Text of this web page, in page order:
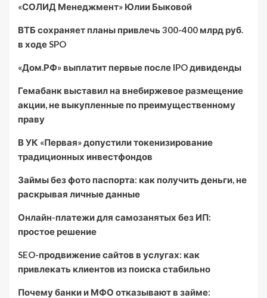
«СОЛИД Менеджмент» Юлии Быковой
ВТБ сохраняет планы привлечь 300-400 млрд руб.
в ходе SPO
«Дом.РФ» выплатит первые после IPO дивиденды
Гемабанк выставил на внебиржевое размещение
акции, не выкупленные по преимущественному
праву
В УК «Первая» допустили токенизирование
традиционных инвестфондов
Займы без фото паспорта: как получить деньги, не
раскрывая личные данные
Онлайн-платежи для самозанятых без ИП:
простое решение
SEO-продвижение сайтов в услугах: как
привлекать клиентов из поиска стабильно
Почему банки и МФО отказывают в займе: